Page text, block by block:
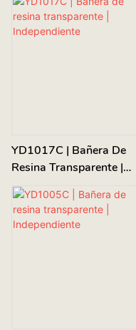
YD1017C | Bañera De
Resina Transparente |
Independiente